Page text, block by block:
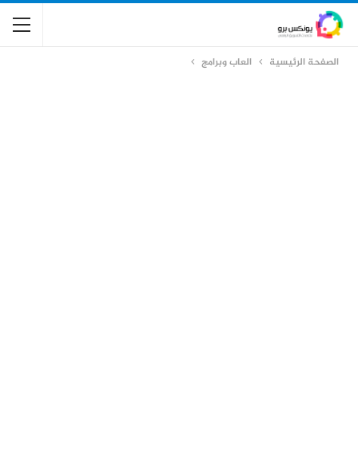
الصفحة الرئيسية العاب وبرامج